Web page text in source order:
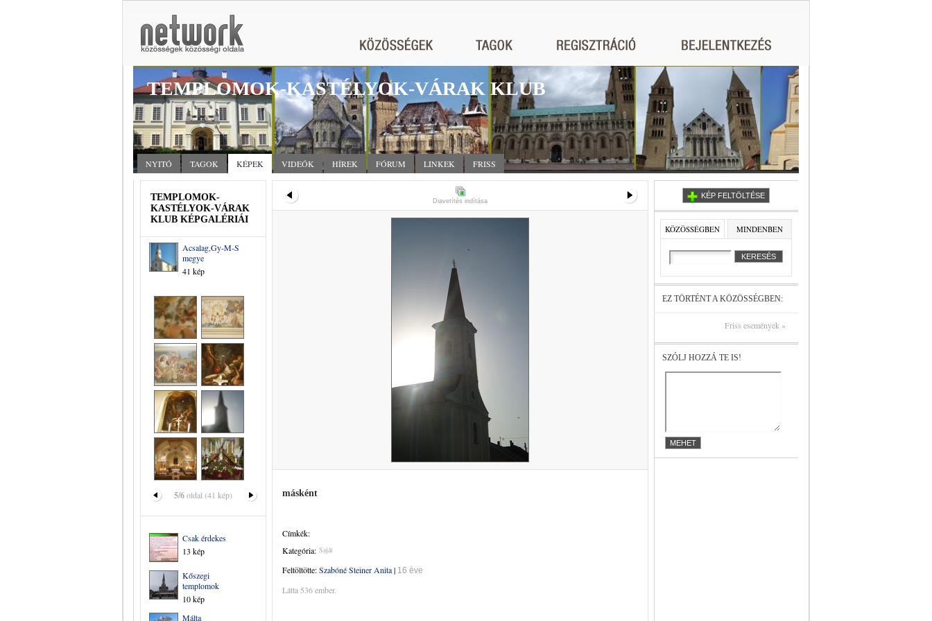
TEMPLOMOK-KASTÉLYOK-VÁRAK KLUB
NYITÓ TAGOK KÉPEK VIDEÓK HÍREK FÓRUM LINKEK FRISS
TEMPLOMOK-
KASTÉLYOK-VÁRAK
KLUB KÉPGALÉRIÁI
Acsalag,Gy-M-S
megye
41 kép
5/6oldal (41 kép)
Csak érdekes
13 kép
Kőszegi
templomok
10 kép
Málta
Diavetítés indítása
másként
Címkék:
Kategória: Saját
Feltöltötte:Szabóné Steiner Anita| 16 éve
Látta 536 ember.
KÉP FELTÖLTÉSE
KÖZÖSSÉGBEN MINDENBEN
EZ TÖRTÉNT A KÖZÖSSÉGBEN:
Friss események »
SZÓLJ HOZZÁ TE IS!